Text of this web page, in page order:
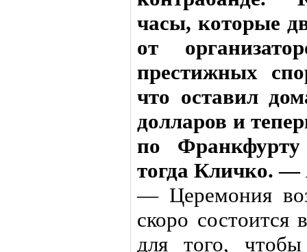
часы, которые
от
престижных
что оставил
долларов и
по
тогда Кличко. —
— Церемония
скоро
для того,